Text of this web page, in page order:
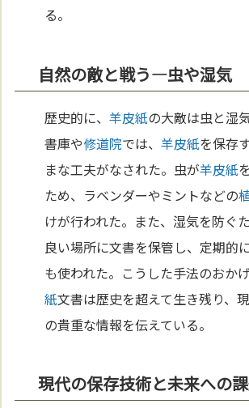
る。
自然の敵と戦う—虫や湿気
歴史的に、羊皮紙の大敵は虫と湿
書庫や修道院では、羊皮紙を保存
まな工夫がなされた。虫が羊皮紙
ため、ラベンダーやミントなどの
けが行われた。また、湿気を防ぐ
良い場所に文書を保管し、定期的
も使われた。こうした手法のおか
紙文書は歴史を超えて生き残り、
の貴重な情報を伝えている。
現代の保存技術と未来への